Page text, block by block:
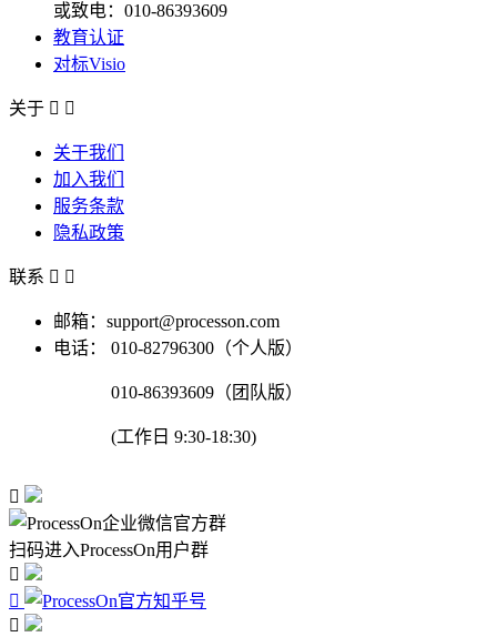
或致电：010-86393609
教育认证
对标Visio
关于  
关于我们
加入我们
服务条款
隐私政策
联系  
邮箱：support@processon.com
电话：
010-82796300（个人版）
010-86393609（团队版）
(工作日 9:30-18:30)

扫码进入ProcessOn用户群


